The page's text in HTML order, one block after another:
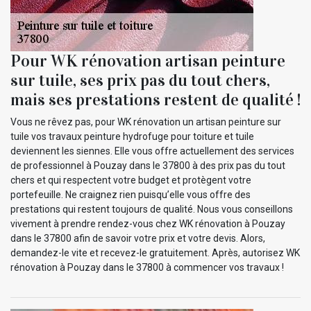
Pour WK rénovation artisan peinture
sur tuile, ses prix pas du tout chers,
mais ses prestations restent de qualité !
Vous ne rêvez pas, pour WK rénovation un artisan peinture sur
tuile vos travaux peinture hydrofuge pour toiture et tuile
deviennent les siennes. Elle vous offre actuellement des services
de professionnel à Pouzay dans le 37800 à des prix pas du tout
chers et qui respectent votre budget et protègent votre
portefeuille. Ne craignez rien puisqu’elle vous offre des
prestations qui restent toujours de qualité. Nous vous conseillons
vivement à prendre rendez-vous chez WK rénovation à Pouzay
dans le 37800 afin de savoir votre prix et votre devis. Alors,
demandez-le vite et recevez-le gratuitement. Après, autorisez WK
rénovation à Pouzay dans le 37800 à commencer vos travaux !